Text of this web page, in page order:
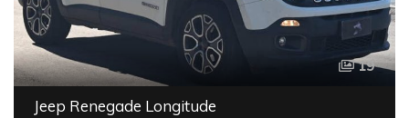
19
Jeep Renegade Longitude